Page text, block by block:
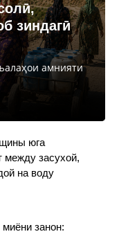
зиндагӣ
амнияти
юга
между засухой,
на воду
занон: